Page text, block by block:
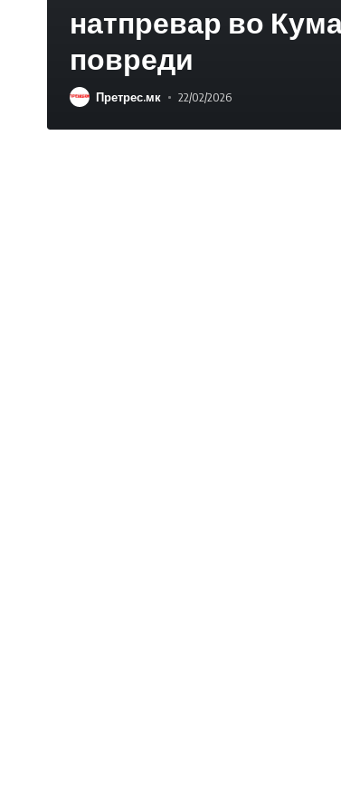
натпревар во
повреди
Претрес.мк 22/02/2026